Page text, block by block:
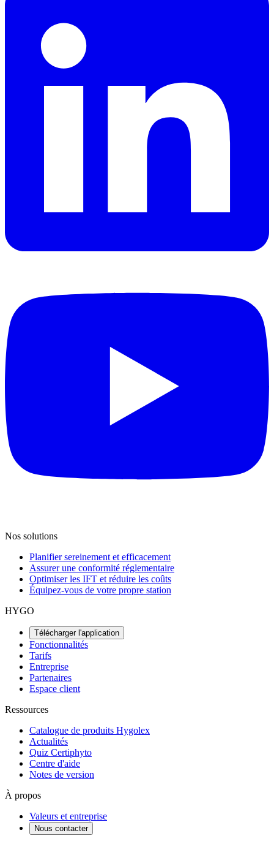
Nos solutions
Planifier sereinement et efficacement
Assurer une conformité réglementaire
Optimiser les IFT et réduire les coûts
Équipez-vous de votre propre station
HYGO
Télécharger l'application
Fonctionnalités
Tarifs
Entreprise
Partenaires
Espace client
Ressources
Catalogue de produits Hygolex
Actualités
Quiz Certiphyto
Centre d'aide
Notes de version
À propos
Valeurs et entreprise
Nous contacter